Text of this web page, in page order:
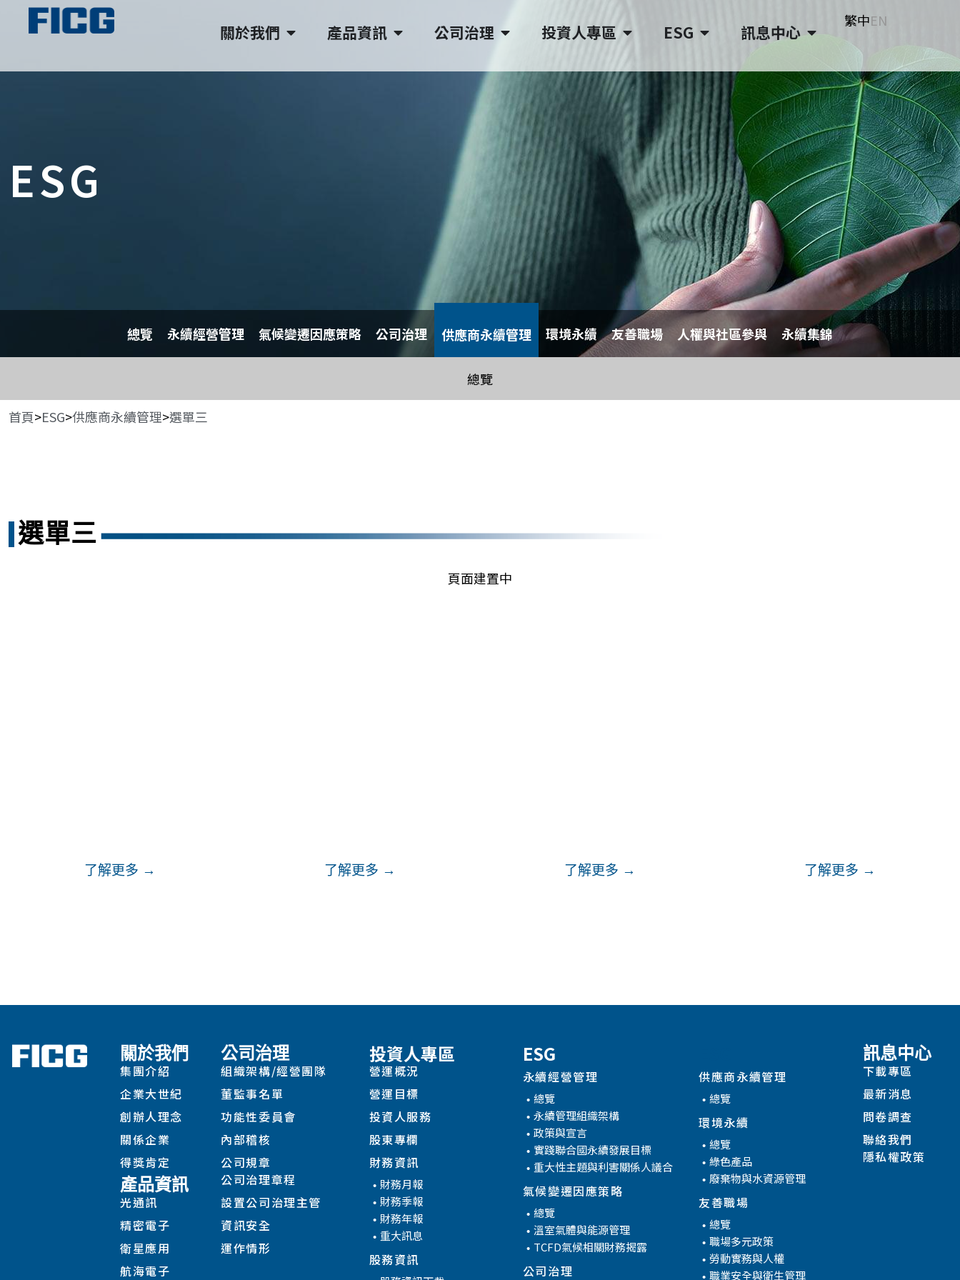
關於我們 產品資訊 公司治理 投資人專區 ESG 訊息中心
繁中EN
ESG
總覽 永續經營管理 氣候變遷因應策略 公司治理 供應商永續管理 環境永續 友善職場 人權與社區參與 永續集錦
總覽
首頁>ESG>供應商永續管理>選單三
選單三
頁面建置中
了解更多 → 了解更多 → 了解更多 → 了解更多 →
關於我們
集團介紹
企業大世紀
創辦人理念
關係企業
得獎肯定
產品資訊
光通訊
精密電子
衛星應用
航海電子
公司治理
組織架構/經營團隊
董監事名單
功能性委員會
內部稽核
公司規章
公司治理章程
設置公司治理主管
資訊安全
運作情形
投資人專區
營運概況
營運目標
投資人服務
股東專欄
財務資訊
財務月報
財務季報
財務年報
重大訊息
股務資訊
ESG
永續經營管理
總覽
永續管理組織架構
政策與宣言
實踐聯合國永續發展目標
重大性主題與利害關係人議合
氣候變遷因應策略
總覽
溫室氣體與能源管理
TCFD氣候相關財務揭露
公司治理
供應商永續管理
總覽
環境永續
總覽
綠色產品
廢棄物與水資源管理
友善職場
總覽
職場多元政策
勞動實務與人權
職業安全與衛生管理
訊息中心
下載專區
最新消息
問卷調查
聯絡我們
隱私權政策